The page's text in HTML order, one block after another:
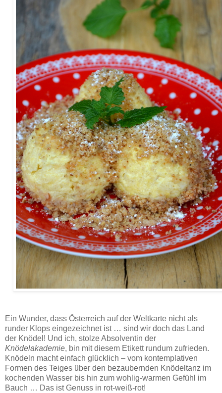
Ein Wunder, dass Österreich auf der Weltkarte nicht als
runder Klops eingezeichnet ist … sind wir doch das Land
der Knödel! Und ich, stolze Absolventin der
Knödelakademie, bin mit diesem Etikett rundum zufrieden.
Knödeln macht einfach glücklich – vom kontemplativen
Formen des Teiges über den bezaubernden Knödeltanz im
kochenden Wasser bis hin zum wohlig-warmen Gefühl im
Bauch … Das ist Genuss in rot-weiß-rot!